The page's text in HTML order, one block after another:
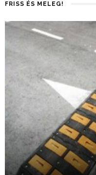
FRISS ÉS MELEG!